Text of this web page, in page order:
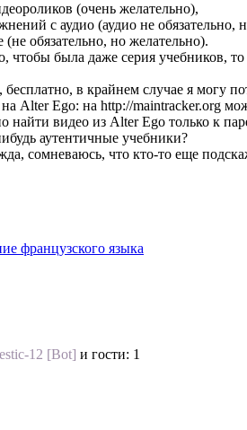
(очень желательно),
с аудио (аудио не обязательно,
(не обязательно, но желательно).
чтобы была даже серия учебников,
бесплатно, в крайнем случае я могу
Alter Ego: на http://maintracker.org
найти видео из Alter Ego только к
аутентичные учебники?
сомневаюсь, что кто-то еще
французского языка
12 [Bot] и гости: 1